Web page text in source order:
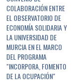
COLABORACIÓN ENTRE
EL OBSERVATORIO DE
ECONOMÍA SOLIDARIA Y
LA UNIVERSIDAD DE
MURCIA EN EL MARCO
DEL PROGRAMA
"INCORPORA, FOMENTO
DE LA OCUPACIÓN"